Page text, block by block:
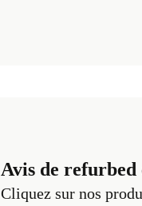
Avis de refurbed
Cliquez sur nos